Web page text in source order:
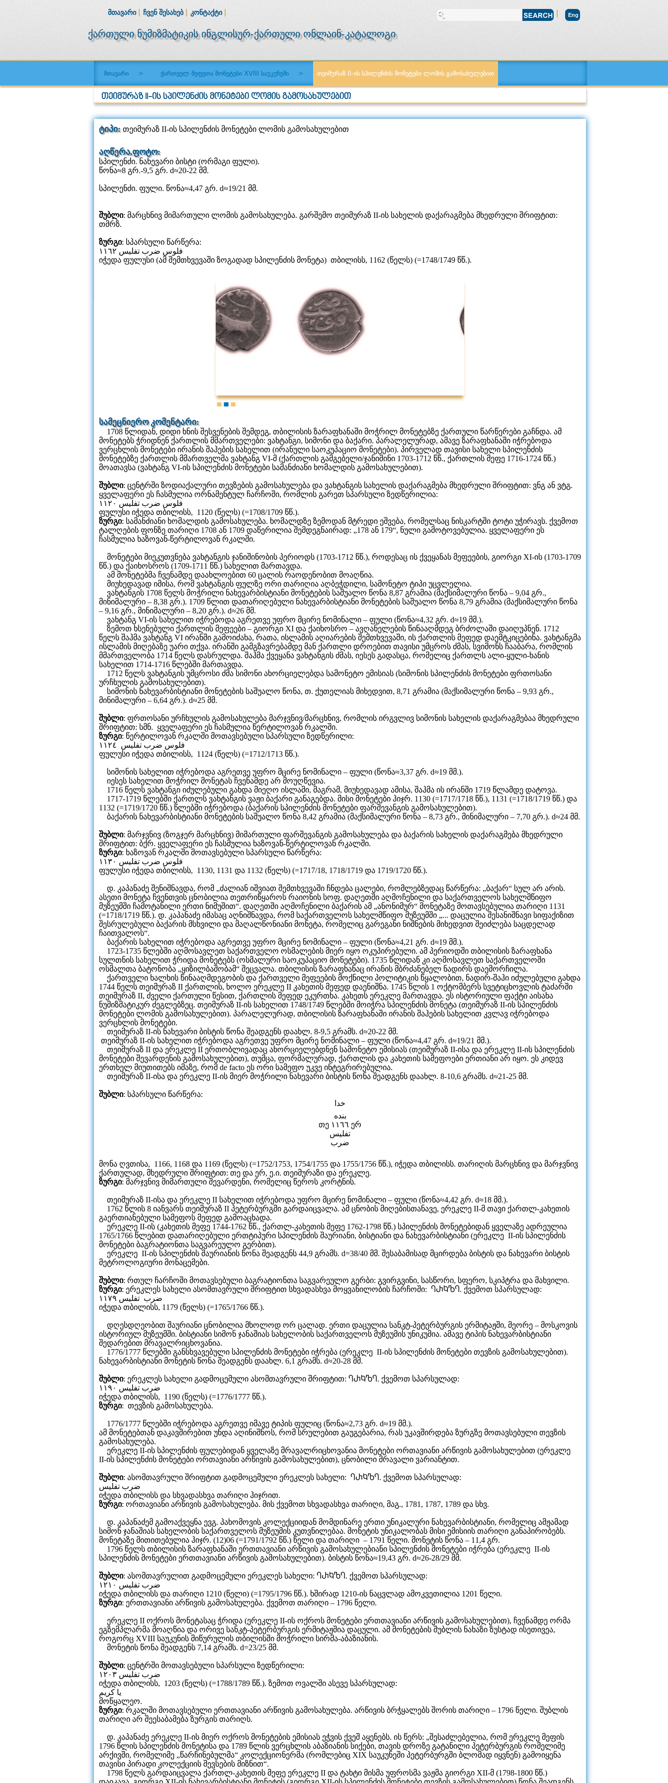
ᲛᲗᲐᲕᲐᲠᲘ ᲩᲕᲔᲜ ᲨᲔᲡᲐᲮᲔᲑ ᲙᲝᲜᲢᲐᲥᲢᲘ
ქართული ნუმიზმატიკის ინგლისურ-ქართული ონლაინ-კატალოგი
Eng
მთავარი > ქართველ მეფეთა მონეტები XVIII საუკუნეში > თეიმურაზ II-ის სპილენძის მონეტები ლომის გამოსახულებით
ᲗᲔᲘᲛᲣᲠᲐᲖ II-ᲘᲡ ᲡᲞᲘᲚᲔᲜᲫᲘᲡ ᲛᲝᲜᲔᲢᲔᲑᲘ ᲚᲝᲛᲘᲡ ᲒᲐᲛᲝᲡᲐᲮᲣᲚᲔᲑᲘᲗ
ტიპი:თეიმურაზ II-ის სპილენძის მონეტები ლომის გამოსახულებით
აღწერა,ფოტო:
სპილენძი. ნახევარი ბისტი (ორმაგი ფული).
წონა≈8 გრ.-9,5 გრ. d≈20-22 მმ.
სპილენძი. ფული. წონა≈4,47 გრ. d≈19/21 მმ.
შუბლი: მარცხნივ მიმართული ლომის გამოსახულება. გარშემო თეიმურაზ II-ის სახელის დაქარაგმება მხედრული შრიფტით:
თმრზ.
ზურგი: სპარსული წარწერა:
فلوس ضرب تفليس ١١٦٢
იჭედა ფულუსი (ამ შემთხვევაში ზოგადად სპილენძის მონეტა) თბილისს, 1162 (წელს) (=1748/1749 წწ.).
სამეცნიერო კომენტარი:
1708 წლიდან, დიდი ხნის შესვენების შემდეგ, თბილისის ზარაფხანაში მოჭრილ მონეტებზე ქართული წარწერები გაჩნდა. ამ
მონეტებს ჭრიდნენ ქართლის მმართველები: ვახტანგი, სიმონი და ბაქარი. პარალელურად, ამავე ზარაფხანაში იჭრებოდა
ვერცხლის მონეტები ირანის შაჰების სახელით (ირანული საოკუპაციო მონეტები). პირველად თავისი სახელი სპილენძის
მონეტებზე ქართლის მმართველმა ვახტანგ VI-მ (ქართლის გამგებელი/ჯანიშინი 1703-1712 წწ., ქართლის მეფე 1716-1724 წწ.)
მოათავსა (ვახტანგ VI-ის სპილენძის მონეტები სამანძიანი ხომალდის გამოსახულებით).
შუბლი: ცენტრში ზოდიაქალური თევზების გამოსახულება და ვახტანგის სახელის დაქარაგმება მხედრული შრიფტით: ვნგ ან ვტგ.
ყველაფერი ეს ჩასმულია ორნამენტულ ჩარჩოში, რომლის გარეთ სპარსული ზედწერილია:
فلوس ضرب تفليس ١١٢٠
ფულუსი იჭედა თბილისს, 1120 (წელს) (=1708/1709 წწ.).
ზურგი: სამანძიანი ხომალდის გამოსახულება. ხომალდზე ზემოდან მტრედი ეშვება, რომელსაც ნისკარტში ტოტი უჭირავს. ქვემოთ
ტალღების ფონზე თარიღი 1708 ან 1709 დაწერილია შემდეგნაირად: „178 ან 179“, ნული გამოტოვებულია. ყველაფერი ეს
ჩასმულია ხაზოვან-წერტილოვან რკალში.
მონეტები მიეკუთვნება ვახტანგის ჯანიშინობის პერიოდს (1703-1712 წწ.), როდესაც ის ქვეყანას მეფეების, გიორგი XI-ის (1703-1709
წწ.) და ქაიხოსროს (1709-1711 წწ.) სახელით მართავდა.
ამ მონეტებმა ჩვენამდე დაახლოებით 60 ცალის რაოდენობით მოაღწია.
მიუხედავად იმისა, რომ ვახტანგის ფულზე ორი თარიღია აღბეჭდილი, სამონეტო ტიპი უცვლელია.
ვახტანგის 1708 წელს მოჭრილი ნახევარბისტიანი მონეტების საშუალო წონა 8,87 გრამია (მაქსიმალური წონა – 9,04 გრ.,
მინიმალური – 8,38 გრ.). 1709 წლით დათარიღებული ნახევარბისტიანი მონეტების საშუალო წონა 8,79 გრამია (მაქსიმალური წონა
– 9,16 გრ., მინიმალური – 8,20 გრ.). d≈26 მმ.
ვახტანგ VI-ის სახელით იჭრებოდა აგრეთვე უფრო მცირე ნომინალი – ფული (წონა≈4,32 გრ. d≈19 მმ.).
ზემოთ ხსენებული ქართლის მეფეები – გიორგი XI და ქაიხოსრო – ავღანელების წინააღმდეგ ბრძოლაში დაიღუპნენ. 1712
წელს შაჰმა ვახტანგ VI ირანში გამოიძახა, რათა, ისლამის აღიარების შემთხვევაში, ის ქართლის მეფედ დაემტკიცებინა. ვახტანგმა
ისლამის მიღებაზე უარი თქვა. ირანში გამგზავრებამდე მან ქართლი დროებით თავისი უმცროს ძმას, სვიმონს ჩააბარა, რომლის
მმართველობა 1714 წელს დასრულდა. შაჰმა ქვეყანა ვახტანგის ძმას, იესეს გადასცა, რომელიც ქართლს ალი-ყული-ხანის
სახელით 1714-1716 წლებში მართავდა.
1712 წელს ვახტანგის უმცროსი ძმა სიმონი ახორციელებდა სამონეტო ემისიას (სიმონის სპილენძის მონეტები ფრთოსანი
ურჩხულის გამოსახულებით).
სიმონის ნახევარბისტიანი მონეტების საშუალო წონა, თ. ქუთელიას მიხედვით, 8,71 გრამია (მაქსიმალური წონა – 9,93 გრ.,
მინიმალური – 6,64 გრ.). d≈25 მმ.
შუბლი: ფრთოსანი ურჩხულის გამოსახულება მარჯვნივ/მარცხნივ, რომლის ირგვლივ სიმონის სახელის დაქარაგმებაა მხედრული
შრიფტით: სმნ. ყველაფერი ეს ჩასმულია წერტილოვან რკალში.
ზურგი: წერტილოვან რკალში მოთავსებული სპარსული ზედწერილი:
فلوس ضرب تفليس ١١٢٤
ფულუსი იჭედა თბილისს, 1124 (წელს) (=1712/1713 წწ.).
სიმონის სახელით იჭრებოდა აგრეთვე უფრო მცირე ნომინალი – ფული (წონა≈3,37 გრ. d≈19 მმ.).
იესეს სახელით მოჭრილ მონეტას ჩვენამდე არ მოუღწევია.
1716 წელს ვახტანგი იძულებული გახდა მიეღო ისლამი, მაგრამ, მიუხედავად ამისა, შაჰმა ის ირანში 1719 წლამდე დატოვა.
1717-1719 წლებში ქართლს ვახტანგის ვაჟი ბაქარი განაგებდა. მისი მონეტები ჰიჯრ. 1130 (=1717/1718 წწ.), 1131 (=1718/1719 წწ.) და
1132 (=1719/1720 წწ.) წლებში იჭრებოდა (ბაქარის სპილენძის მონეტები ფარშევანგის გამოსახულებით).
ბაქარის ნახევარბისტიანი მონეტების საშუალო წონა 8,42 გრამია (მაქსიმალური წონა – 8,73 გრ., მინიმალური – 7,70 გრ.). d≈24 მმ.
შუბლი: მარჯვნივ (ზოგჯერ მარცხნივ) მიმართული ფარშევანგის გამოსახულება და ბაქარის სახელის დაქარაგმება მხედრული
შრიფტით: ბქრ. ყველაფერი ეს ჩასმულია ხაზოვან-წერტილოვან რკალში.
ზურგი: ხაზოვან რკალში მოთავსებული სპარსული წარწერა:
فلوس ضرب تفليس ١١٣٠
ფულუსი იჭედა თბილისს, 1130, 1131 და 1132 (წელს) (=1717/18, 1718/1719 და 1719/1720 წწ.).
დ. კაპანაძე შენიშნავდა, რომ „ძალიან იშვიათ შემთხვევაში ჩნდება ცალები, რომლებზედაც წარწერა: „ბაქარ“ სულ არ არის.
ასეთი მონეტა ჩვენთვის ცნობილია თეთრიწყაროს რაიონის სოფ. დაღეთში აღმოჩენილი და საქართველოს სახელმწიფო
მუზეუმში ჩამოტანილი ერთი ნიმუშით“. დაღეთში აღმოჩენილი ბაქარის ამ „ანონიმურ“ მონეტაზე მოთავსებულია თარიღი 1131
(=1718/1719 წწ.). დ. კაპანაძე იმასაც აღნიშნავდა, რომ საქართველოს სახელმწიფო მუზეუმში „... დაცულია შესანიშნავი სიფაქიზით
შესრულებული ბაქარის მსხვილი და მაღალწონიანი მონეტა, რომელიც გარეგანი ნიშნების მიხედვით შეიძლება საცდელად
ჩაითვალოს“.
ბაქარის სახელით იჭრებოდა აგრეთვე უფრო მცირე ნომინალი – ფული (წონა≈4,21 გრ. d≈19 მმ.).
1723-1735 წლებში აღმოსავლეთ საქართველო ოსმალების მიერ იყო ოკუპირებული. ამ პერიოდში თბილისის ზარაფხანა
სულთნის სახელით ჭრიდა მონეტებს (ოსმალური საოკუპაციო მონეტები). 1735 წლიდან კი აღმოსავლეთ საქართველოში
ოსმალთა ბატონობა „ყიზილბაშობამ“ შეცვალა. თბილისის ზარაფხანაც ირანის მბრძანებელ ნადირს დაემორჩილა.
ქართველი ხალხის წინააღმდეგობის და ქართველი მეფეების მოქნილი პოლიტიკის წყალობით, ნადირ-შაჰი იძულებული გახდა
1744 წელს თეიმურაზ II ქართლის, ხოლო ერეკლე II კახეთის მეფედ დაენიშნა. 1745 წლის 1 ოქტომბერს სვეტიცხოვლის ტაძარში
თეიმურაზ II, ძველი ქართული წესით, ქართლის მეფედ ეკურთხა. კახეთს ერეკლე მართავდა. ეს ისტორიული ფაქტი აისახა
ნუმიზმატიკურ ძეგლებზეც. თეიმურაზ II-ის სახელით 1748/1749 წლებში მოიჭრა სპილენძის მონეტა (თეიმურაზ II-ის სპილენძის
მონეტები ლომის გამოსახულებით). პარალელურად, თბილისის ზარაფხანაში ირანის შაჰების სახელით კვლავ იჭრებოდა
ვერცხლის მონეტები.
თეიმურაზ II-ის ნახევარი ბისტის წონა შეადგენს დაახლ. 8-9,5 გრამს. d≈20-22 მმ.
თეიმურაზ II-ის სახელით იჭრებოდა აგრეთვე უფრო მცირე ნომინალი – ფული (წონა≈4,47 გრ. d≈19/21 მმ.).
თეიმურაზ II და ერეკლე II ერთობლივადაც ახორციელებდნენ სამონეტო ემისიას (თეიმურაზ II-ისა და ერეკლე II-ის სპილენძის
მონეტები შევარდენის გამოსახულებით), თუმცა, ფორმალურად, ქართლის და კახეთის სამეფოები ერთიანი არ იყო. ეს კიდევ
ერთხელ მიუთითებს იმაზე, რომ de facto ეს ორი სამეფო უკვე ინტეგრირებულია.
თეიმურაზ II-ისა და ერეკლე II-ის მიერ მოჭრილი ნახევარი ბისტის წონა შეადგენს დაახლ. 8-10,6 გრამს. d≈21-25 მმ.
შუბლი: სპარსული წარწერა:
خدا
بنده
თე ١١٦٦ ერ
تفليس
ضرب
მონა ღვთისა, 1166, 1168 და 1169 (წელს) (=1752/1753, 1754/1755 და 1755/1756 წწ.), იჭედა თბილისს. თარიღის მარცხნივ და მარჯვნივ
ქართულად, მხედრული შრიფტით: თე და ერ, ე.ი. თეიმურაზი და ერეკლე.
ზურგი: მარჯვნივ მიმართული შევარდენი, რომელიც წეროს კორტნის.
თეიმურაზ II-ისა და ერეკლე II სახელით იჭრებოდა უფრო მცირე ნომინალი – ფული (წონა≈4,42 გრ. d≈18 მმ.).
1762 წლის 8 იანვარს თეიმურაზ II პეტერბურგში გარდაიცვალა. ამ ცნობის მიღებისთანავე, ერეკლე II-მ თავი ქართლ-კახეთის
გაერთიანებული სამეფოს მეფედ გამოაცხადა.
ერეკლე II-ის (კახეთის მეფე 1744-1762 წწ., ქართლ-კახეთის მეფე 1762-1798 წწ.) სპილენძის მონეტებიდან ყველაზე ადრეულია
1765/1766 წლებით დათარიღებული ერთტიპური სპილენძის შაურიანი, ბისტიანი და ნახევარბისტიანი (ერეკლე II-ის სპილენძის
მონეტები ბაგრატიონთა საგვარეულო გერბით).
ერეკლე II-ის სპილენძის შაურიანის წონა შეადგენს 44,9 გრამს. d=38/40 მმ. შესაბამისად მცირდება ბისტის და ნახევარი ბისტის
მეტროლოგიური მონაცემები.
შუბლი: რთულ ჩარჩოში მოთავსებული ბაგრატიონთა საგვარეულო გერბი: გვირგვინი, სასწორი, სფერო, სკიპტრა და მახვილი.
ზურგი: ერეკლეს სახელი ასომთავრული შრიფტით სხვადასხვა მოყვანილობის ჩარჩოში: ႤႰႩႪႤ. ქვემოთ სპარსულად:
იჭედა თბილისს, 1179 (წელს) (=1765/1766 წწ.).
დღესდღეობით შაურიანი ცნობილია მხოლოდ ორ ცალად. ერთი დაცულია სანკტ-პეტერბურგის ერმიტაჟში, მეორე – მოსკოვის
ისტორიულ მუზეუმში. ბისტიანი სიმონ ჯანაშიას სახელობის საქართველოს მუზეუმის უნიკუმია. ამავე ტიპის ნახევარბისტიანი
შედარებით მრავალრიცხოვანია.
1776/1777 წლებში განსხვავებული სპილენძის მონეტები იჭრება (ერეკლე II-ის სპილენძის მონეტები თევზის გამოსახულებით).
ნახევარბისტიანი მონეტის წონა შეადგენს დაახლ. 6,1 გრამს. d≈20-28 მმ.
შუბლი: ერეკლეს სახელი გადმოცემული ასომთავრული შრიფტით: ႤႰႩႪႤ. ქვემოთ სპარსულად:
ضرب تفليس ١١٩٠
იჭედა თბილისს, 1190 (წელს) (=1776/1777 წწ.).
ზურგი: თევზის გამოსახულება.
1776/1777 წლებში იჭრებოდა აგრეთვე იმავე ტიპის ფულიც (წონა≈2,73 გრ. d≈19 მმ.).
ამ მონეტებთან დაკავშირებით უნდა აღინიშნოს, რომ სრულებით გაუგებარია, რას უკავშირდება ზურგზე მოთავსებული თევზის
გამოსახულება.
ერეკლე II-ის სპილენძის ფულებიდან ყველაზე მრავალრიცხოვანია მონეტები ორთავიანი არწივის გამოსახულებით (ერეკლე
II-ის სპილენძის მონეტები ორთავიანი არწივის გამოსახულებით), ცნობილი მრავალი ვარიანტით.
შუბლი: ასომთავრული შრიფტით გადმოცემული ერეკლეს სახელი: ႤႰႩႪႤ. ქვემოთ სპარსულად:
ضرب تفليس
იჭედა თბილისს და სხვადასხვა თარიღი ჰიჯრით.
ზურგი: ორთავიანი არწივის გამოსახულება. მის ქვემოთ სხვადასხვა თარიღი, მაგ., 1781, 1787, 1789 და სხვ.
დ. კაპანაძემ გამოაქვეყნა ევგ. პახომოვის კოლექციიდან მომდინარე ერთი უნიკალური ნახევარბისტიანი, რომელიც ამჟამად
სიმონ ჯანაშიას სახელობის საქართველოს მუზეუმის კუთვნილებაა. მონეტის უნიკალობას მისი ემისიის თარიღი განაპირობებს.
მონეტაზე მითითებულია ჰიჯრ. (12)06 (=1791/1792 წწ.) წელი და თარიღი – 1791 წელი. მონეტის წონა – 11,4 გრ.
1796 წელს თბილისის ზარაფხანაში ერთთავიანი არწივის გამოსახულებიანი სპილენძის მონეტები იჭრება (ერეკლე II-ის
სპილენძის მონეტები ერთთავიანი არწივის გამოსახულებით). ბისტის წონა≈19,43 გრ. d≈26-28/29 მმ.
შუბლი: ასომთავრულით გადმოცემული ერეკლეს სახელი: ႤႰႩႪႤ. ქვემოთ სპარსულად:
იჭედა თბილისს და თარიღი 1210 (წელი) (=1795/1796 წწ.). ხშირად 1210-ის ნაცვლად ამოკვეთილია 1201 წელი.
ზურგი: ერთთავიანი არწივის გამოსახულება. ქვემოთ თარიღი – 1796 წელი.
ერეკლე II ოქროს მონეტასაც ჭრიდა (ერეკლე II-ის ოქროს მონეტები ერთთავიანი არწივის გამოსახულებით), ჩვენამდე ორმა
ეგზემპლარმა მოაღწია და ორივე სანკტ-პეტერბურგის ერმიტაჟშია დაცული. ამ მონეტების შუბლის ნახაზი ზუსტად ისეთივეა,
როგორც XVIII საუკუნის მიწურულის თბილისში მოჭრილი სირმა-აბაზიანის.
მონეტის წონა შეადგენს 7,14 გრამს. d=23/25 მმ.
შუბლი: ცენტრში მოთავსებული სპარსული ზედწერილი:
ضرب تفليس ١٢٠٣
იჭედა თბილისს, 1203 (წელს) (=1788/1789 წწ.). ზემოთ ოვალში ასევე სპარსულად:
يا كريم
მოწყალეო.
ზურგი: რკალში მოთავსებული ერთთავიანი არწივის გამოსახულება. არწივის ბრჭყალებს შორის თარიღი – 1796 წელი. შუბლის
თარიღი არ შეესაბამება ზურგის თარიღს.
დ. კაპანაძე ერეკლე II-ის მიერ ოქროს მონეტების ემისიას ეჭვის ქვეშ აყენებს. ის წერს: „შესაძლებელია, რომ ერეკლე მეფის
1796 წლის სპილენძის მონეტისა და 1789 წლის ვერცხლის აბაზიანის სიქები, თავის დროზე გატანილი პეტერბურგის რომელიმე
არქივში, რომელიმე „წარჩინებულმა“ კოლექციონერმა (რომლებიც XIX საუკუნეში პეტერბურგში ბლომად იყვნენ) გამოიყენა
თავისი პირადი კოლექციის შევსების მიზნით“.
1798 წელს გარდაიცვალა ქართლ-კახეთის მეფე ერეკლე II და ტახტი მისმა უფროსმა ვაჟმა გიორგი XII-მ (1798-1800 წწ.)